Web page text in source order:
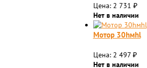
Цена: 2 731 ₽
Нет в наличии
Мотор 30hмhl
Цена: 2 497 ₽
Нет в наличии